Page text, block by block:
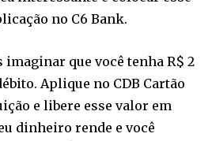
no C6 Bank.
imaginar que você tenha R$ 2
Aplique no CDB Cartão
e libere esse valor em
dinheiro rende e você